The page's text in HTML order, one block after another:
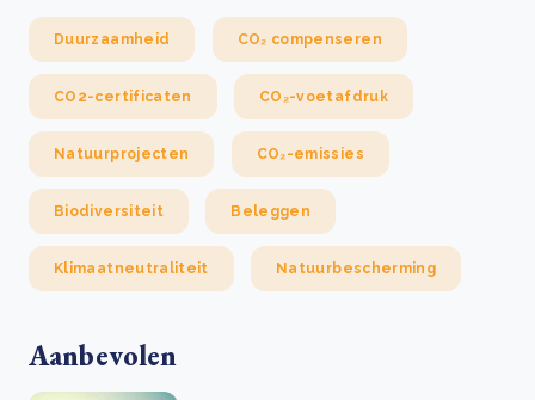
Duurzaamheid CO₂ compenseren
CO2-certificaten CO₂-voetafdruk
Natuurprojecten CO₂-emissies
Biodiversiteit Beleggen
Klimaatneutraliteit Natuurbescherming
Aanbevolen